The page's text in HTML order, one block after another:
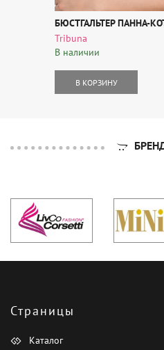
БЮСТГАЛЬТЕР ПАННА-
Tribuna
В наличии
В КОРЗИНУ
Страницы
Каталог